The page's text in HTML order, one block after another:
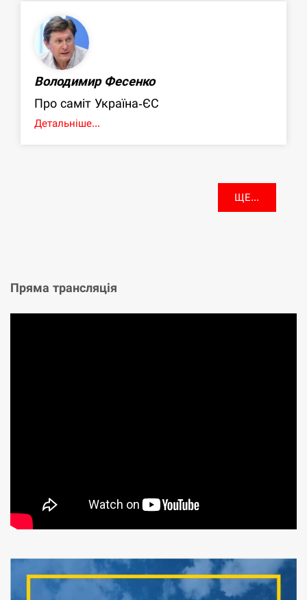
Володимир Фесенко
Про саміт Україна-ЄС
Детальніше...
ЩЕ...
Пряма трансляція